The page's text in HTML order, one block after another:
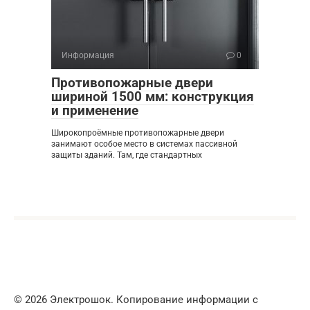
Информация 0
Противопожарные двери
шириной 1500 мм: конструкция
и применение
Широкопроёмные противопожарные двери
занимают особое место в системах пассивной
защиты зданий. Там, где стандартных
© 2026 Электрошок. Копирование информации с